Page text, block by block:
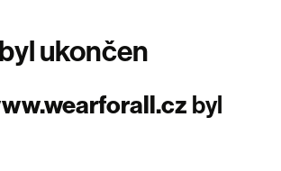
ukončen
byl